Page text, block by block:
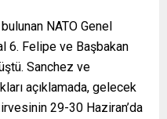
NATO Genel
6. Felipe ve Başbakan
Sanchez ve
açıklamada, gelecek
29-30 Haziran’da